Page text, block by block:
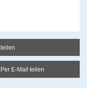
teilen
Per E-Mail teilen